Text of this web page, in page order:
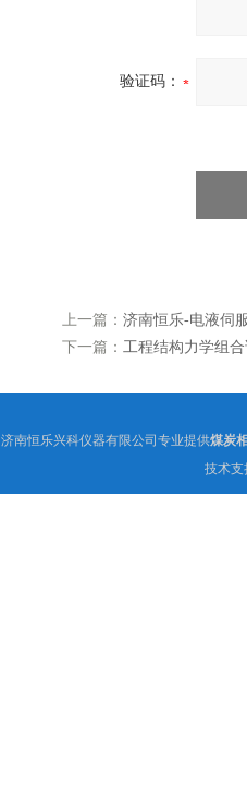
验证码：
上一篇： 济南恒乐-电液伺
下一篇： 工程结构力学组
济南恒乐兴科仪器有限公司专业提供煤炭
技术支